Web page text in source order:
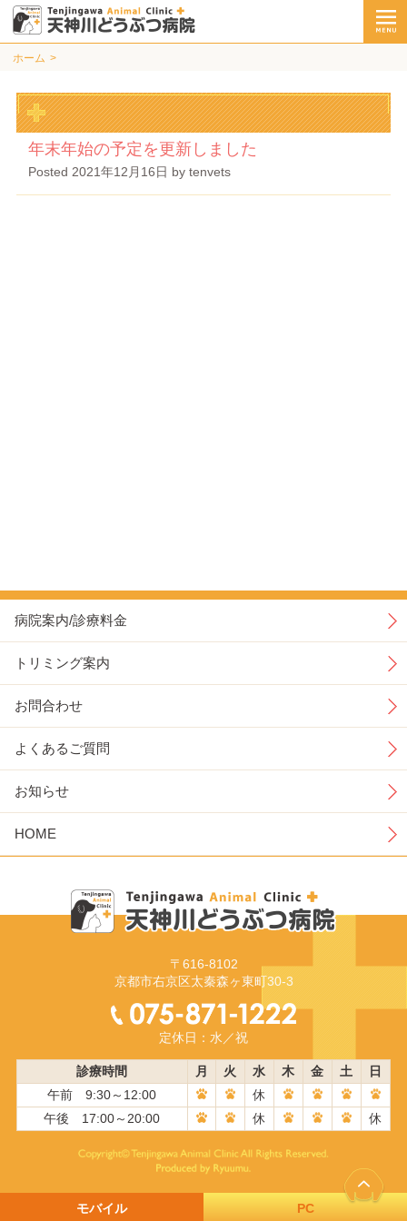
ホーム
年末年始の予定を更新しました
Posted 2021年12月16日 by tenvets
病院案内/診療料金
トリミング案内
お問合わせ
よくあるご質問
お知らせ
HOME
〒616-8102
京都市右京区太秦森ヶ東町30-3
定休日：水／祝
診療時間 月 火 水 木 金 土
日
午前 9:30～12:00
休
午後 17:00～20:00
休 休
モバイル PC